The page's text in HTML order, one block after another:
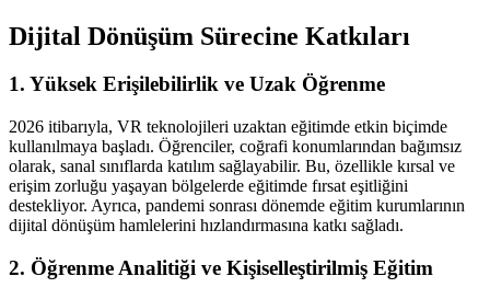
Dijital Dönüşüm Sürecine Katkıları
1. Yüksek Erişilebilirlik ve Uzak Öğrenme
2026 itibarıyla, VR teknolojileri uzaktan eğitimde etkin biçimde
kullanılmaya başladı. Öğrenciler, coğrafi konumlarından bağımsız
olarak, sanal sınıflarda katılım sağlayabilir. Bu, özellikle kırsal ve
erişim zorluğu yaşayan bölgelerde eğitimde fırsat eşitliğini
destekliyor. Ayrıca, pandemi sonrası dönemde eğitim kurumlarının
dijital dönüşüm hamlelerini hızlandırmasına katkı sağladı.
2. Öğrenme Analitiği ve Kişiselleştirilmiş Eğitim